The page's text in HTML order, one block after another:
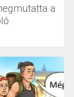
a